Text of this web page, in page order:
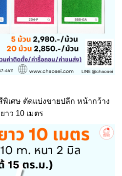
เศษ ตัดแบ่งขายปลีก หน้ากว้าง
าว 10 เมตร